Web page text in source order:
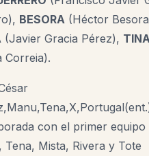
BESORA (Héctor
(Javier Gracia Pérez),
Correia).
con el primer equipo
Tena, Mista, Rivera y Tote